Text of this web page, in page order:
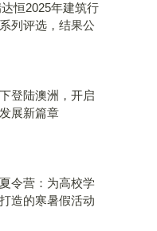
恒2025年建筑行
列评选，结果公
登陆澳洲，开启
展新篇章
令营：为高校学
造的寒暑假活动